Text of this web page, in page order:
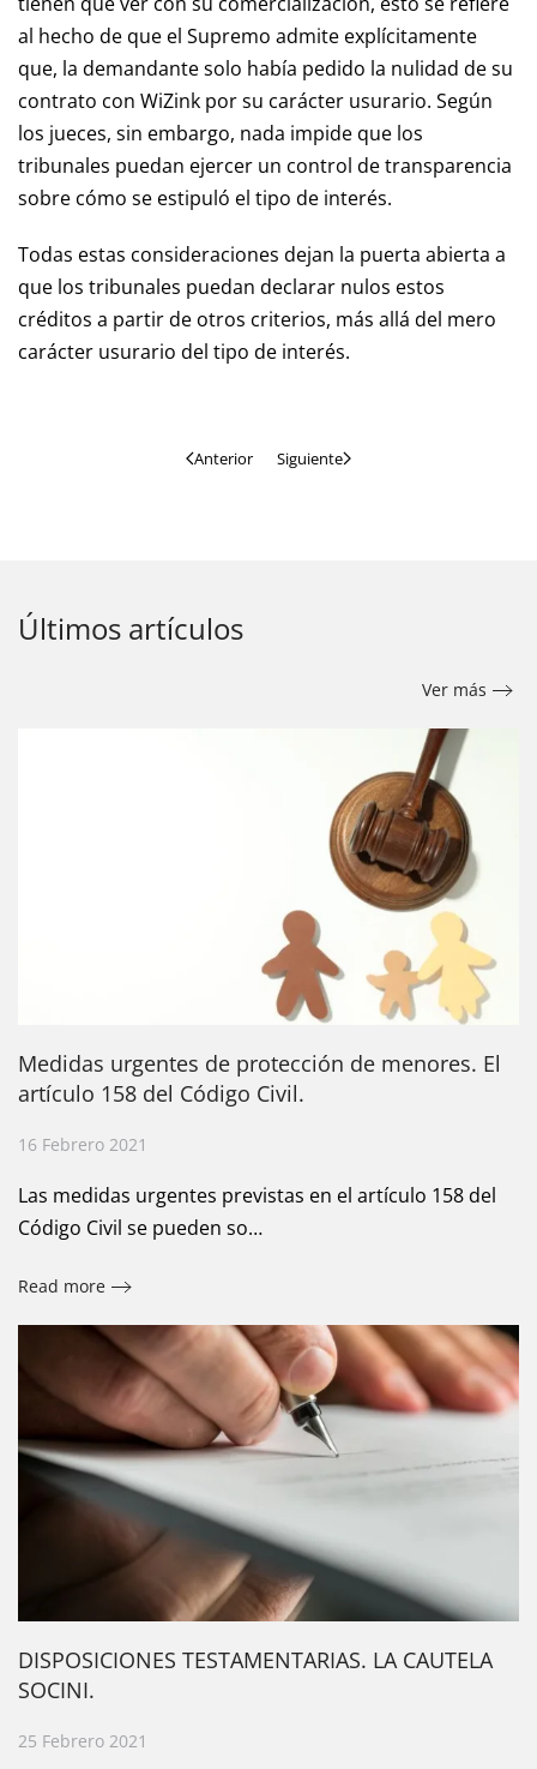
al hecho de que el Supremo admite explícitamente
que, la demandante solo había pedido la nulidad de su
contrato con WiZink por su carácter usurario. Según
los jueces, sin embargo, nada impide que los
tribunales puedan ejercer un control de transparencia
sobre cómo se estipuló el tipo de interés.
Todas estas consideraciones dejan la puerta abierta a
que los tribunales puedan declarar nulos estos
créditos a partir de otros criterios, más allá del mero
carácter usurario del tipo de interés.
Anterior Siguiente
Últimos artículos
Ver más
Medidas urgentes de protección de menores. El
artículo 158 del Código Civil.
16 Febrero 2021
Las medidas urgentes previstas en el artículo 158 del
Código Civil se pueden so…
Read more
DISPOSICIONES TESTAMENTARIAS. LA CAUTELA
SOCINI.
25 Febrero 2021